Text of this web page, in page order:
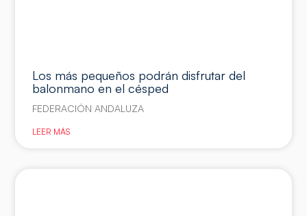
Los más pequeños podrán disfrutar del
balonmano en el césped
FEDERACIÓN ANDALUZA
LEER MÁS